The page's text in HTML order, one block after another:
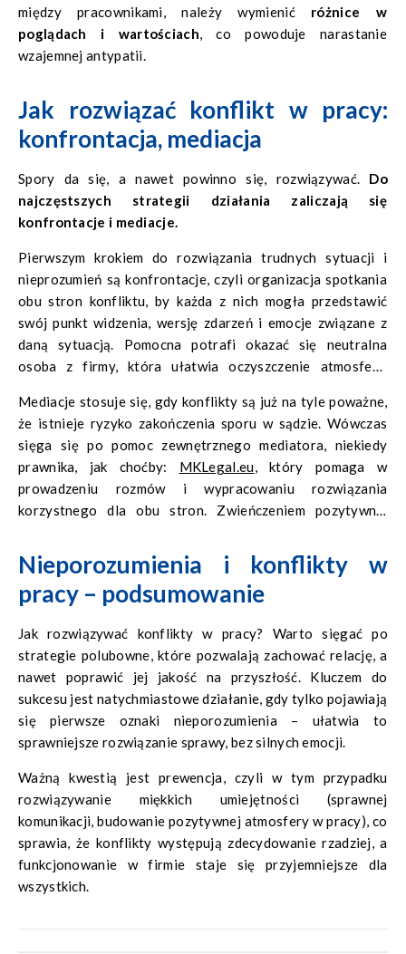
między pracownikami, należy wymienić różnice w
poglądach i wartościach, co powoduje narastanie
wzajemnej antypatii.
Jak rozwiązać konflikt w pracy:
konfrontacja, mediacja
Spory da się, a nawet powinno się, rozwiązywać. Do
najczęstszych strategii działania zaliczają się
konfrontacje i mediacje.
Pierwszym krokiem do rozwiązania trudnych sytuacji i
nieprozumień są konfrontacje, czyli organizacja spotkania
obu stron konfliktu, by każda z nich mogła przedstawić
swój punkt widzenia, wersję zdarzeń i emocje związane z
daną sytuacją. Pomocna potrafi okazać się neutralna
osoba z firmy, która ułatwia oczyszczenie atmosfery,
Mediacje stosuje się, gdy konflikty są już na tyle poważne,
że istnieje ryzyko zakończenia sporu w sądzie. Wówczas
sięga się po pomoc zewnętrznego mediatora, niekiedy
prawnika, jak choćby: MKLegal.eu, który pomaga w
prowadzeniu rozmów i wypracowaniu rozwiązania
korzystnego dla obu stron. Zwieńczeniem pozytywnej
Nieporozumienia i konflikty w
pracy – podsumowanie
Jak rozwiązywać konflikty w pracy? Warto sięgać po
strategie polubowne, które pozwalają zachować relację, a
nawet poprawić jej jakość na przyszłość. Kluczem do
sukcesu jest natychmiastowe działanie, gdy tylko pojawiają
się pierwsze oznaki nieporozumienia – ułatwia to
sprawniejsze rozwiązanie sprawy, bez silnych emocji.
Ważną kwestią jest prewencja, czyli w tym przypadku
rozwiązywanie miękkich umiejętności (sprawnej
komunikacji, budowanie pozytywnej atmosfery w pracy), co
sprawia, że konflikty występują zdecydowanie rzadziej, a
funkcjonowanie w firmie staje się przyjemniejsze dla
wszystkich.